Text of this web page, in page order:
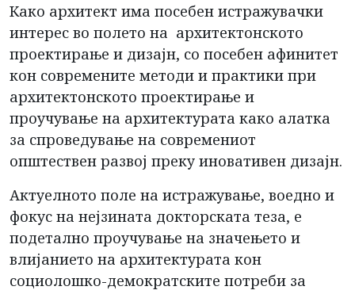
Како архитект има посебен истражувачки
интерес во полето на архитектонското
проектирање и дизајн, со посебен афинитет
кон современите методи и практики при
архитектонското проектирање и
проучување на архитектурата како алатка
за спроведување на современиот
општествен развој преку иновативен дизајн.
Актуелното поле на истражување, воедно и
фокус на нејзината докторската теза, е
подетално проучување на значењето и
влијанието на архитектурата кон
социолошко-демократските потреби за